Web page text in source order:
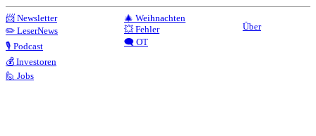
📨 Newsletter
✏️ LeserNews
🎙️ Podcast
💰 Investoren
🙋 Jobs
🎄 Weihnachten
💥 Fehler
🗨️ OT
Über